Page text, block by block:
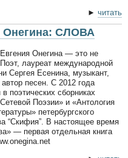
► читать
Онегина: СЛОВА
Евгения Онегина — это не
лауреат международной
Сергея Есенина, музыкант,
песен. С 2012 года
в поэтических сборниках
Поэзии» и «Антология
петербургского
“Скифия”. В настоящее время
— первая отдельная книга